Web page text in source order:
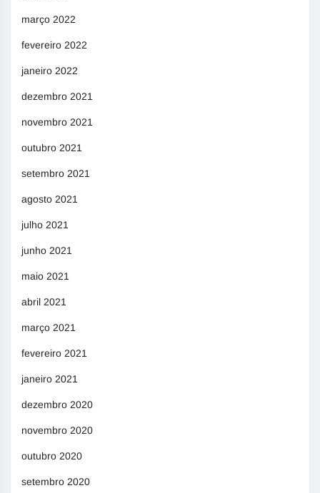
março 2022
fevereiro 2022
janeiro 2022
dezembro 2021
novembro 2021
outubro 2021
setembro 2021
agosto 2021
julho 2021
junho 2021
maio 2021
abril 2021
março 2021
fevereiro 2021
janeiro 2021
dezembro 2020
novembro 2020
outubro 2020
setembro 2020